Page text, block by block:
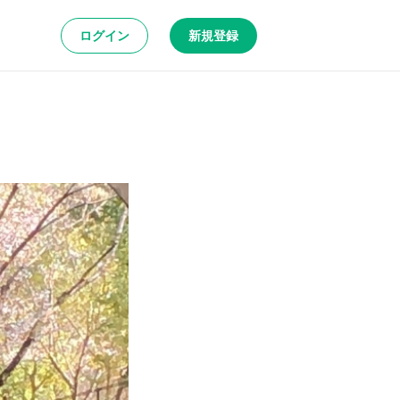
ログイン 新規登録